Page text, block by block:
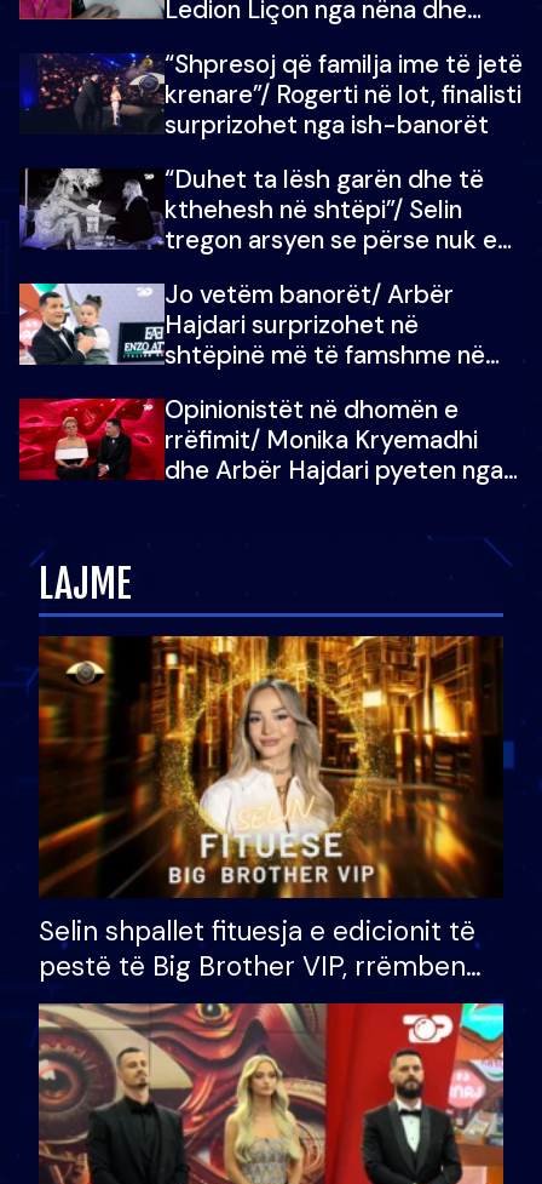
Ledion Liçon nga nëna dhe
mban dot lotët: Nuk meritoj…
“Shpresoj që familja ime të jetë
krenare”/ Rogerti në lot, finalisti
surprizohet nga ish-banorët
“Duhet ta lësh garën dhe të
kthehesh në shtëpi”/ Selin
tregon arsyen se përse nuk e
çoja luftën time deri në fund
Jo vetëm banorët/ Arbër
Hajdari surprizohet në
shtëpinë më të famshme në
vajzën e tij
Opinionistët në dhomën e
rrëfimit/ Monika Kryemadhi
dhe Arbër Hajdari pyeten nga
zëvendësonit njëri-tjetrin?
LAJME
Selin shpallet fituesja e edicionit të
pestë të Big Brother VIP, rrëmben
çmimin e madh prej 100 mijë eurosh